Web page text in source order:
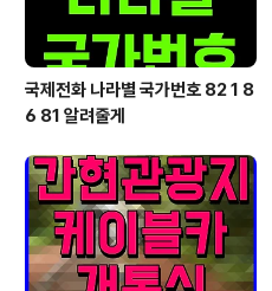
국제전화 나라별 국가번호 82 1 8
6 81 알려줄게